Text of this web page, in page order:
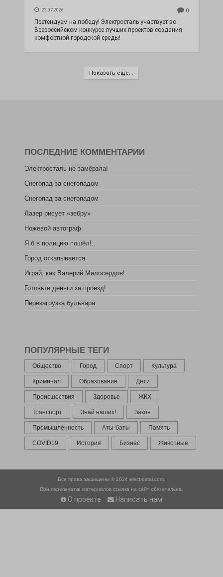
23.07.2026 0
Претендуем на победу! Электросталь участвует во
Всероссийском конкурсе лучших проектов создания
комфортной городской среды!
Показать ещё...
ПОСЛЕДНИЕ КОММЕНТАРИИ
Электросталь не замёрзла!
Снегопад за снегопадом
Снегопад за снегопадом
Лазер рисует «зебру»
Ножевой автограф
Я б в полицию пошёл!..
Город откапывается
Играй, как Валерий Милосердов!
Готовьте деньги за проезд!
Перезагрузка бульвара
ПОПУЛЯРНЫЕ ТЕГИ
Общество Город Спорт Культура
Криминал Образование Дети
Происшествия Здоровье ЖКХ
Транспорт Знай наших! Закон
Промышленность Аты-баты Память
COVID19 История Бизнес Животные
Все права защищены © 2024 electrostal.com.
При перепечатке материалов ссылка на сайт обязательна.
О проекте Написать нам